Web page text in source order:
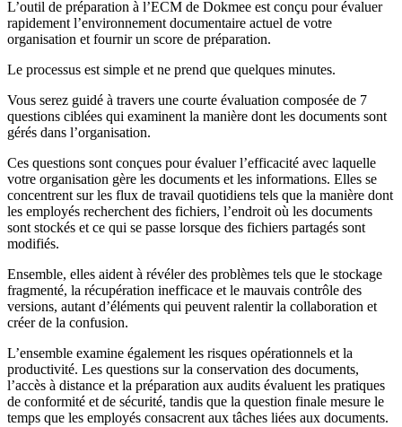
L’outil de préparation à l’ECM de Dokmee est conçu pour évaluer
rapidement l’environnement documentaire actuel de votre
organisation et fournir un score de préparation.
Le processus est simple et ne prend que quelques minutes.
Vous serez guidé à travers une courte évaluation composée de 7
questions ciblées qui examinent la manière dont les documents sont
gérés dans l’organisation.
Ces questions sont conçues pour évaluer l’efficacité avec laquelle
votre organisation gère les documents et les informations. Elles se
concentrent sur les flux de travail quotidiens tels que la manière dont
les employés recherchent des fichiers, l’endroit où les documents
sont stockés et ce qui se passe lorsque des fichiers partagés sont
modifiés.
Ensemble, elles aident à révéler des problèmes tels que le stockage
fragmenté, la récupération inefficace et le mauvais contrôle des
versions, autant d’éléments qui peuvent ralentir la collaboration et
créer de la confusion.
L’ensemble examine également les risques opérationnels et la
productivité. Les questions sur la conservation des documents,
l’accès à distance et la préparation aux audits évaluent les pratiques
de conformité et de sécurité, tandis que la question finale mesure le
temps que les employés consacrent aux tâches liées aux documents.